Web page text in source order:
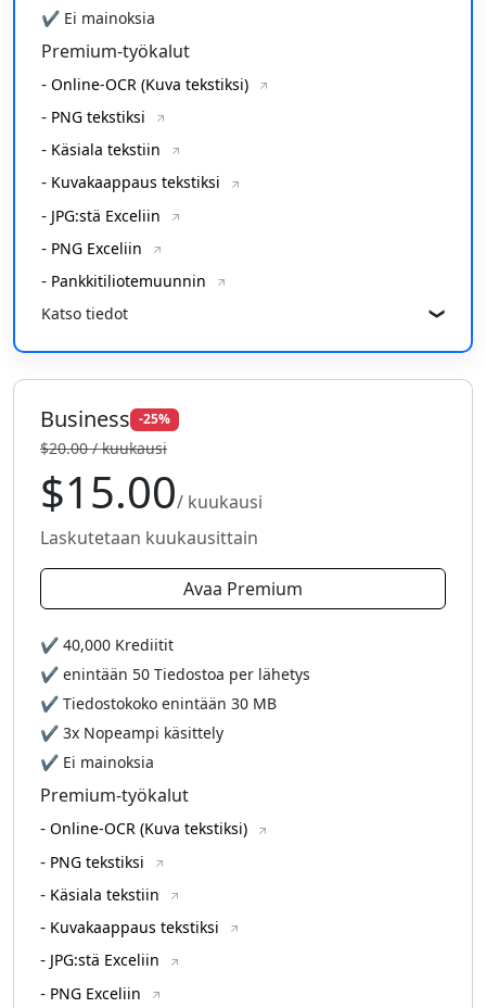
✔ Ei mainoksia
Premium-työkalut
- Online-OCR (Kuva tekstiksi)
- PNG tekstiksi
- Käsiala tekstiin
- Kuvakaappaus tekstiksi
- JPG:stä Exceliin
- PNG Exceliin
- Pankkitiliotemuunnin
Katso tiedot
❯
Business -25%
$20.00 / kuukausi
$15.00/ kuukausi
Laskutetaan kuukausittain
Avaa Premium
✔ 40,000 Krediitit
✔ enintään 50 Tiedostoa per lähetys
✔ Tiedostokoko enintään 30 MB
✔ 3x Nopeampi käsittely
✔ Ei mainoksia
Premium-työkalut
- Online-OCR (Kuva tekstiksi)
- PNG tekstiksi
- Käsiala tekstiin
- Kuvakaappaus tekstiksi
- JPG:stä Exceliin
- PNG Exceliin